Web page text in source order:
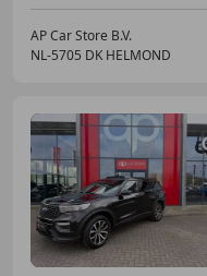
AP Car Store B.V.
NL-5705 DK HELMOND